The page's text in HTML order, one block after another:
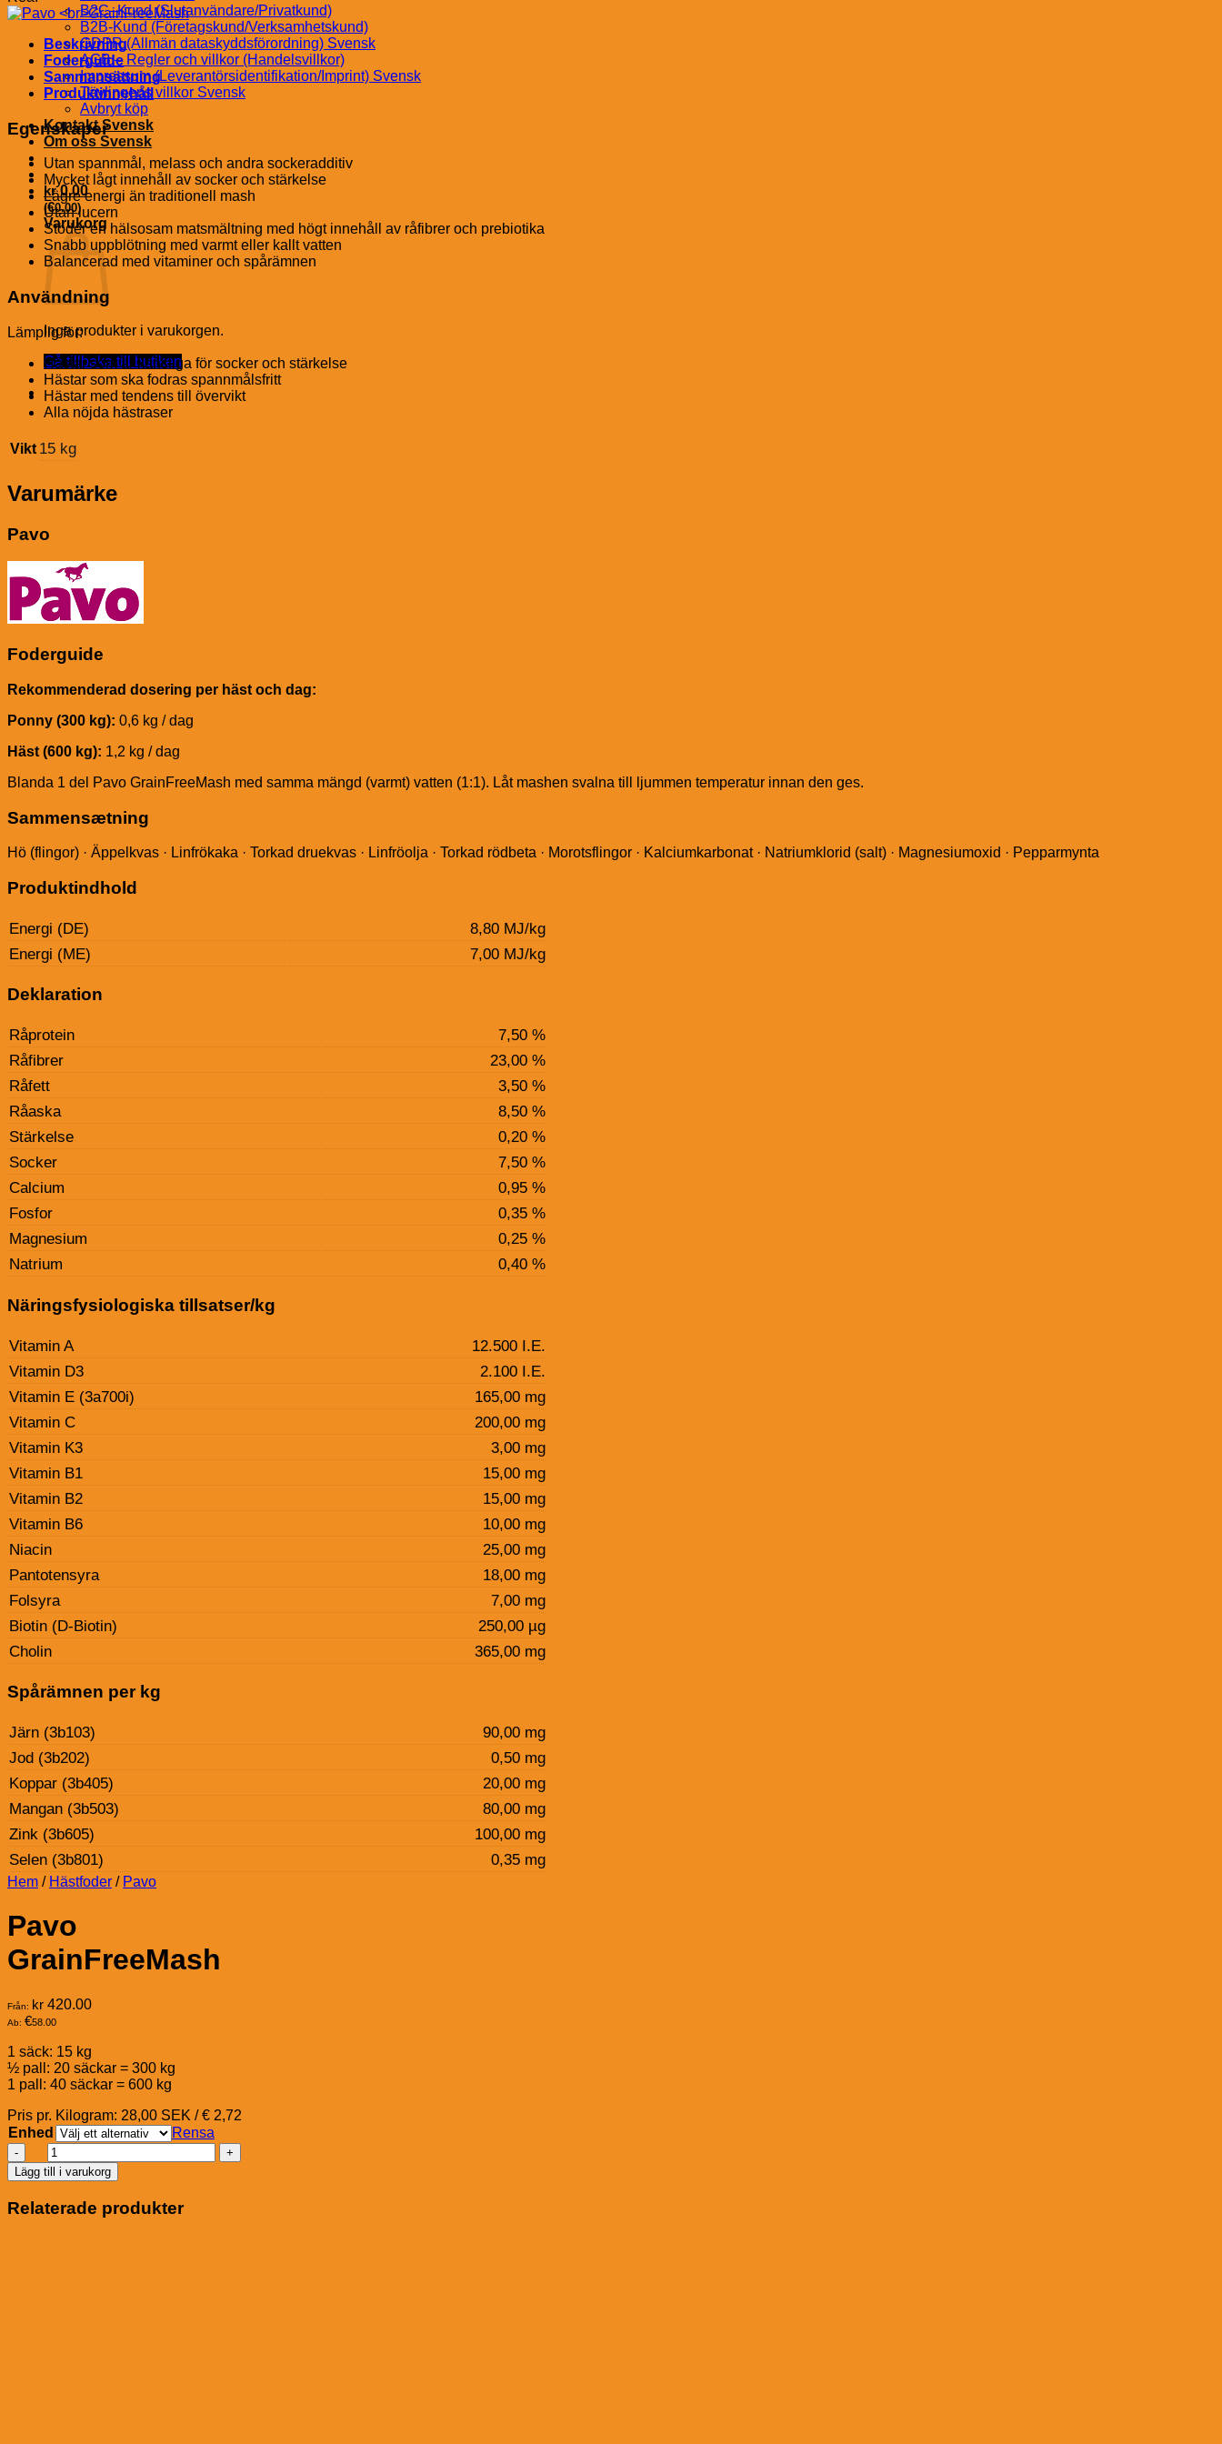
B2C–Kund (Slutanvändare/Privatkund)
B2B-Kund (Företagskund/Verksamhetskund)
GDPR (Allmän dataskyddsförordning) Svensk
AGB – Regler och villkor (Handelsvillkor)
Impressum (Leverantörsidentifikation/Imprint) Svensk
Tävlingens villkor Svensk
Avbryt köp
Kontakt Svensk
Om oss Svensk
kr0.00
(€0.00)
Varukorg
Inga produkter i varukorgen.
Gå tillbaka till butiken
Beskrivning
Foderguide
Sammansättning
Produktinnehåll
Egenskaper
Utan spannmål, melass och andra sockeradditiv
Mycket lågt innehåll av socker och stärkelse
Lägre energi än traditionell mash
Utan lucern
Stöder en hälsosam matsmältning med högt innehåll av råfibrer och prebiotika
Snabb uppblötning med varmt eller kallt vatten
Balancerad med vitaminer och spårämnen
Användning
Lämplig för:
Hästar som är känsliga för socker och stärkelse
Hästar som ska fodras spannmålsfritt
Hästar med tendens till övervikt
Alla nöjda hästraser
Vikt 15 kg
Varumärke
Pavo
Foderguide
Rekommenderad dosering per häst och dag:
Ponny (300 kg): 0,6 kg / dag
Häst (600 kg): 1,2 kg / dag
Blanda 1 del Pavo GrainFreeMash med samma mängd (varmt) vatten (1:1). Låt mashen svalna till ljummen temperatur innan den ges.
Sammensætning
Hö (flingor) · Äppelkvas · Linfrökaka · Torkad druekvas · Linfröolja · Torkad rödbeta · Morotsflingor · Kalciumkarbonat · Natriumklorid (salt) · Magnesiumoxid · Pepparmynta
Produktindhold
Energi (DE)
8,80 MJ/kg
Energi (ME)
7,00 MJ/kg
Deklaration
Råprotein
7,50 %
Råfibrer
23,00 %
Råfett
3,50 %
Råaska
8,50 %
Stärkelse
0,20 %
Socker
7,50 %
Calcium
0,95 %
Fosfor
0,35 %
Magnesium
0,25 %
Natrium
0,40 %
Näringsfysiologiska tillsatser/kg
Vitamin A
12.500 I.E.
Vitamin D3
2.100 I.E.
Vitamin E (3a700i)
165,00 mg
Vitamin C
200,00 mg
Vitamin K3
3,00 mg
Vitamin B1
15,00 mg
Vitamin B2
15,00 mg
Vitamin B6
10,00 mg
Niacin
25,00 mg
Pantotensyra
18,00 mg
Folsyra
7,00 mg
Biotin (D-Biotin)
250,00 µg
Cholin
365,00 mg
Spårämnen per kg
Järn (3b103)
90,00 mg
Jod (3b202)
0,50 mg
Koppar (3b405)
20,00 mg
Mangan (3b503)
80,00 mg
Zink (3b605)
100,00 mg
Selen (3b801)
0,35 mg
Hem / Hästfoder / Pavo
Pavo
GrainFreeMash
Från: kr 420.00
Ab: €58.00
1 säck: 15 kg
½ pall: 20 säckar = 300 kg
1 pall: 40 säckar = 600 kg
Pris pr. Kilogram: 28,00 SEK / € 2,72
Enhed
Rensa
Pavo
GrainFreeMash
mängd
Lägg till i varukorg
Relaterade produkter